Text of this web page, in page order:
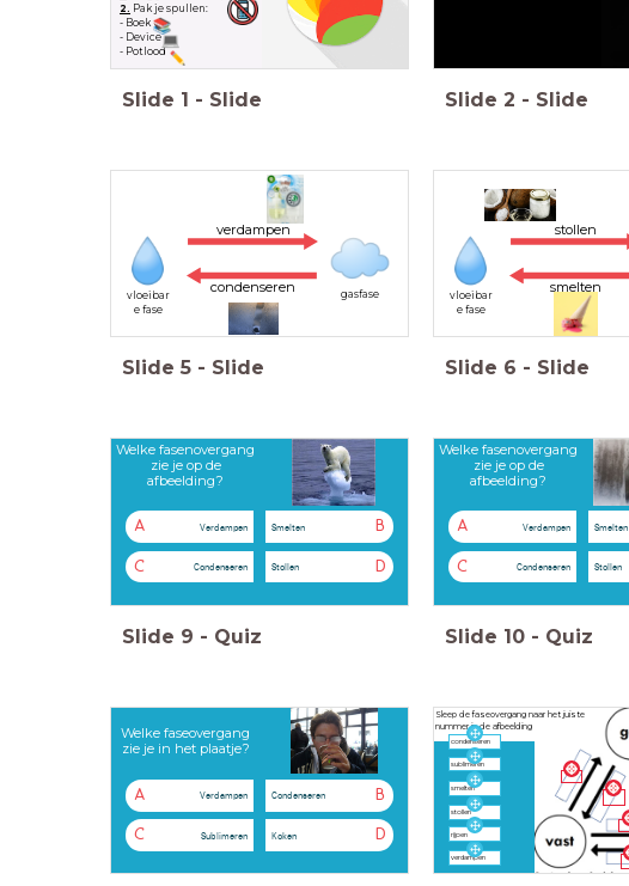
2. Pak je spullen:
- Boek
- Device
- Potlood
Slide 1 - Slide Slide 2 - Slide
vloeibar
e fase
gasfase
condenseren
verdampen
Slide 5 - Slide
vloeibar
e fase
smelten
stollen
Slide 6 - Slide
Welke fasenovergang
zie je op de
afbeelding?
A Verdampen B
Smelten
C Condenseren D
Stollen
Slide 9 - Quiz
Welke fasenovergang
zie je op de
afbeelding?
A Verdampen Smelten
C Condenseren Stollen
Slide 10 - Quiz
Welke faseovergang
zie je in het plaatje?
A Verdampen B
Condenseren
C Sublimeren D
Koken
Sleep de faseovergang naar het juiste
nummer in de afbeelding
condenseren
sublimeren
smelten
stollen
rijpen
verdampen